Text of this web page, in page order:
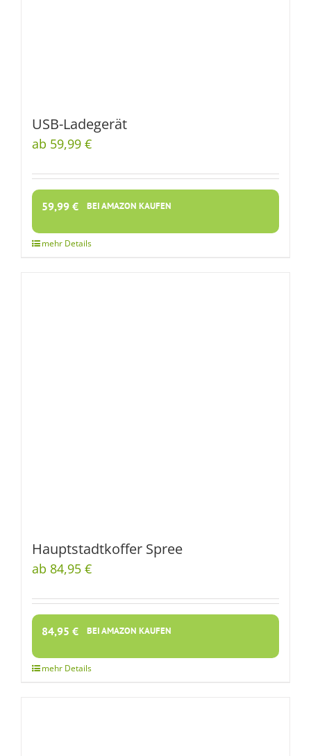
USB-Ladegerät
ab 59,99 €
59,99 € BEI AMAZON KAUFEN
Hauptstadtkoffer Spree
ab 84,95 €
84,95 € BEI AMAZON KAUFEN